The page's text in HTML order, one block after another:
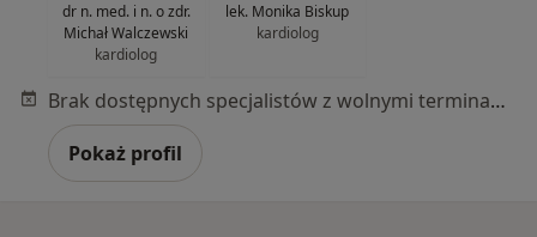
dr n. med. i n. o zdr.
Michał Walczewski
kardiolog
lek. Monika Biskup
kardiolog
Brak dostępnych specjalistów z wolnymi terminami w tym centrum medycznym.
Pokaż profil